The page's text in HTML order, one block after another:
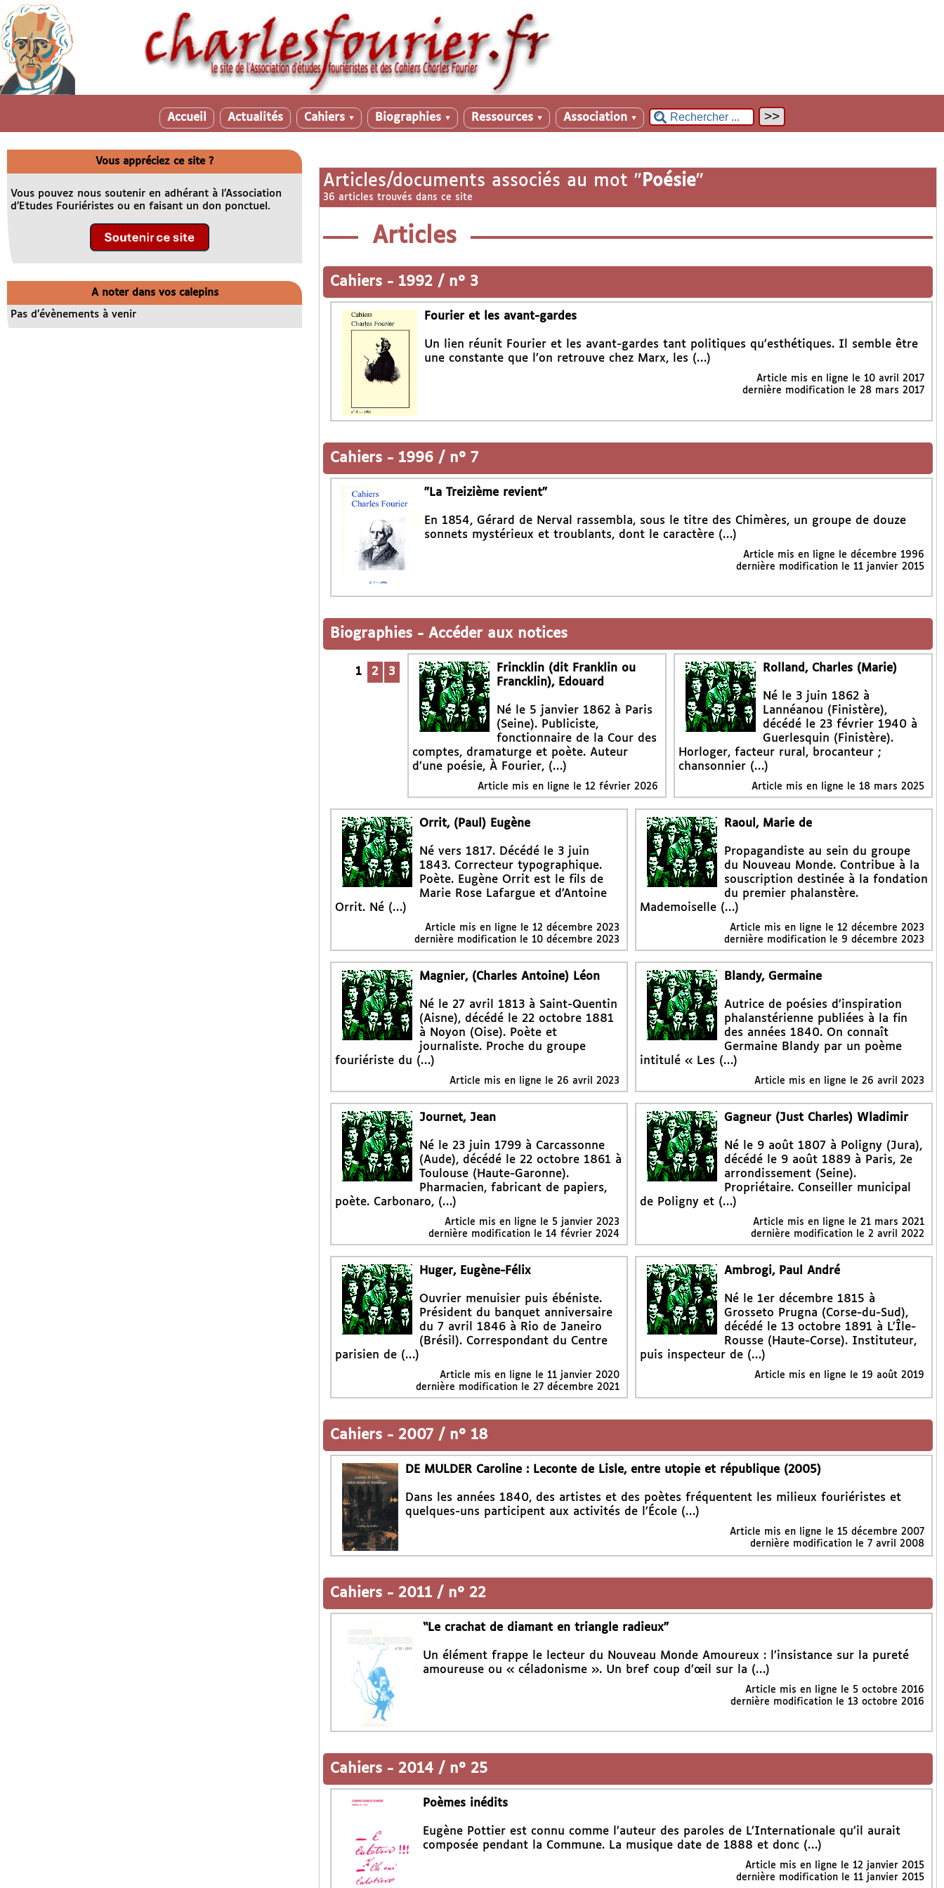
Accueil Actualités Cahiers ▼ Biographies ▼ Ressources ▼ Association ▼
Articles/documents associés au mot " Poésie"
36 articles trouvés dans ce site
Articles
Cahiers - 1992 / n° 3
Fourier et les avant-gardes
Un lien réunit Fourier et les avant-gardes tant politiques qu’esthétiques. Il semble être
une constante que l’on retrouve chez Marx, les (…)
Article mis en ligne le 10 avril 2017
dernière modification le 28 mars 2017
Cahiers - 1996 / n° 7
"La Treizième revient"
En 1854, Gérard de Nerval rassembla, sous le titre des Chimères, un groupe de douze
sonnets mystérieux et troublants, dont le caractère (…)
Article mis en ligne le décembre 1996
dernière modification le 11 janvier 2015
Biographies - Accéder aux notices
1 2 3
Frincklin (dit Franklin ou
Francklin), Edouard
Né le 5 janvier 1862 à Paris
(Seine). Publiciste,
fonctionnaire de la Cour des
comptes, dramaturge et poète. Auteur
d’une poésie, À Fourier, (…)
Article mis en ligne le 12 février 2026
Rolland, Charles (Marie)
Né le 3 juin 1862 à
Lannéanou (Finistère),
décédé le 23 février 1940 à
Guerlesquin (Finistère).
Horloger, facteur rural, brocanteur ;
chansonnier (…)
Article mis en ligne le18 mars 2025
Orrit, (Paul) Eugène
Né vers 1817. Décédé le 3 juin
1843. Correcteur typographique.
Poète. Eugène Orrit est le fils de
Marie Rose Lafargue et d’Antoine
Orrit. Né (…)
Article mis en ligne le 12 décembre 2023
dernière modification le 10 décembre 2023
Raoul, Marie de
Propagandiste au sein du groupe
du Nouveau Monde. Contribue à la
souscription destinée à la fondation
du premier phalanstère.
Mademoiselle (…)
Article mis en ligne le12 décembre 2023
dernière modification le 9 décembre 2023
Magnier, (Charles Antoine) Léon
Né le 27 avril 1813 à Saint-Quentin
(Aisne), décédé le 22 octobre 1881
à Noyon (Oise). Poète et
journaliste. Proche du groupe
fouriériste du (…)
Article mis en ligne le 26 avril 2023
Blandy, Germaine
Autrice de poésies d’inspiration
phalanstérienne publiées à la fin
des années 1840. On connaît
Germaine Blandy par un poème
intitulé « Les (…)
Article mis en ligne le26 avril 2023
Journet, Jean
Né le 23 juin 1799 à Carcassonne
(Aude), décédé le 22 octobre 1861 à
Toulouse (Haute-Garonne).
Pharmacien, fabricant de papiers,
poète. Carbonaro, (…)
Article mis en ligne le 5 janvier 2023
dernière modification le 14 février 2024
Gagneur (Just Charles) Wladimir
Né le 9 août 1807 à Poligny (Jura),
décédé le 9 août 1889 à Paris, 2e
arrondissement (Seine).
Propriétaire. Conseiller municipal
de Poligny et (…)
Article mis en ligne le21 mars 2021
dernière modification le 2 avril 2022
Huger, Eugène-Félix
Ouvrier menuisier puis ébéniste.
Président du banquet anniversaire
du 7 avril 1846 à Rio de Janeiro
(Brésil). Correspondant du Centre
parisien de (…)
Article mis en ligne le 11 janvier 2020
dernière modification le 27 décembre 2021
Ambrogi, Paul André
Né le 1er décembre 1815 à
Grosseto Prugna (Corse-du-Sud),
décédé le 13 octobre 1891 à L’Île-
Rousse (Haute-Corse). Instituteur,
puis inspecteur de (…)
Article mis en ligne le19 août 2019
Cahiers - 2007 / n° 18
DE MULDER Caroline : Leconte de Lisle, entre utopie et république (2005)
Dans les années 1840, des artistes et des poètes fréquentent les milieux fouriéristes et
quelques-uns participent aux activités de l’École (…)
Article mis en ligne le 15 décembre 2007
dernière modification le 7 avril 2008
Cahiers - 2011 / n° 22
“Le crachat de diamant en triangle radieux”
Un élément frappe le lecteur du Nouveau Monde Amoureux : l’insistance sur la pureté
amoureuse ou « céladonisme ». Un bref coup d’œil sur la (…)
Article mis en ligne le 5 octobre 2016
dernière modification le 13 octobre 2016
Cahiers - 2014 / n° 25
Poèmes inédits
Eugène Pottier est connu comme l’auteur des paroles de L’Internationale qu’il aurait
composée pendant la Commune. La musique date de 1888 et donc (…)
Article mis en ligne le 12 janvier 2015
dernière modification le 11 janvier 2015
Vous appréciez ce site ?
Vous pouvez nous soutenir en adhérant à l’Association
d’Etudes Fouriéristes ou en faisant un don ponctuel.
A noter dans vos calepins
Pas d’évènements à venir